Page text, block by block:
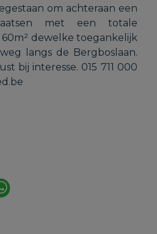
om achteraan een
met een totale
dewelke toegankelijk
langs de Bergboslaan.
bij interesse. 015 711 000